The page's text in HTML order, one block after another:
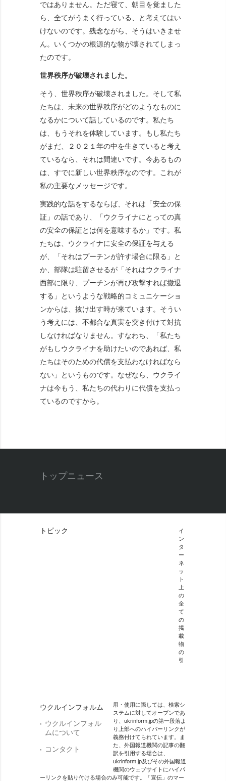
ではありません。ただ寝て、朝目を覚ました
ら、全てがうまく行っている、と考えてはい
けないのです。残念ながら、そうはいきませ
ん。いくつかの根源的な物が壊されてしまっ
たのです。
世界秩序が破壊されました。
そう、世界秩序が破壊されました。そして私
たちは、未来の世界秩序がどのようなものに
なるかについて話しているのです。私たち
は、もうそれを体験しています。もし私たち
がまだ、２０２１年の中を生きていると考え
ているなら、それは間違いです。今あるもの
は、すでに新しい世界秩序なのです。これが
私の主要なメッセージです。
実践的な話をするならば、それは「安全の保
証」の話であり、「ウクライナにとっての真
の安全の保証とは何を意味するか」です。私
たちは、ウクライナに安全の保証を与える
が、「それはプーチンが許す場合に限る」と
か、部隊は駐留させるが「それはウクライナ
西部に限り、プーチンが再び攻撃すれば撤退
する」というような戦略的コミュニケーショ
ンからは、抜け出す時が来ています。そうい
う考えには、不都合な真実を突き付けて対抗
しなければなりません。すなわち、「私たち
がもしウクライナを助けたいのであれば、私
たちはそのための代償を支払わなければなら
ない」というものです。なぜなら、ウクライ
ナは今もう、私たちの代わりに代償を支払っ
ているのですから。
トップニュース
トピック
ウクルインフォルム
ウクルインフォル
ムについて
コンタクト
イ
ン
タ
ー
ネ
ッ
ト
上
の
全
て
の
掲
載
物
の
引
用・使用に際しては、検索シ
ステムに対してオープンであ
り、ukrinform.jpの第一段落よ
り上部へのハイパーリンクが
義務付けてられています。ま
た、外国報道機関の記事の翻
訳を引用する場合は、
ukrinform.jp及びその外国報道
機関のウェブサイトにハイパ
ーリンクを貼り付ける場合のみ可能です。「宣伝」のマー